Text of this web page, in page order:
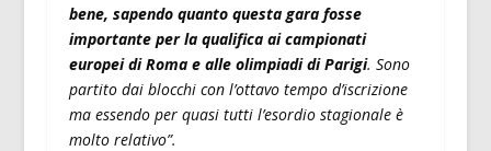
bene, sapendo quanto questa gara fosse
importante per la qualifica ai campionati
europei di Roma e alle olimpiadi di Parigi. Sono
partito dai blocchi con l’ottavo tempo d’iscrizione
ma essendo per quasi tutti l’esordio stagionale è
molto relativo”.